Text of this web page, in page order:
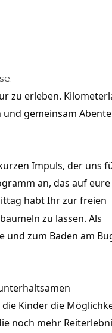
zu erleben.
gemeinsam
Impuls, der uns
an, das auf eure
habt Ihr zur freien
zu lassen. Als
und zum Baden am
Kinder die
noch mehr